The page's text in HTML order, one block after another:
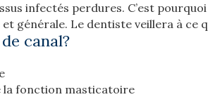
infectés perdures. C’est
générale. Le dentiste veillera à
canal?
la fonction masticatoire